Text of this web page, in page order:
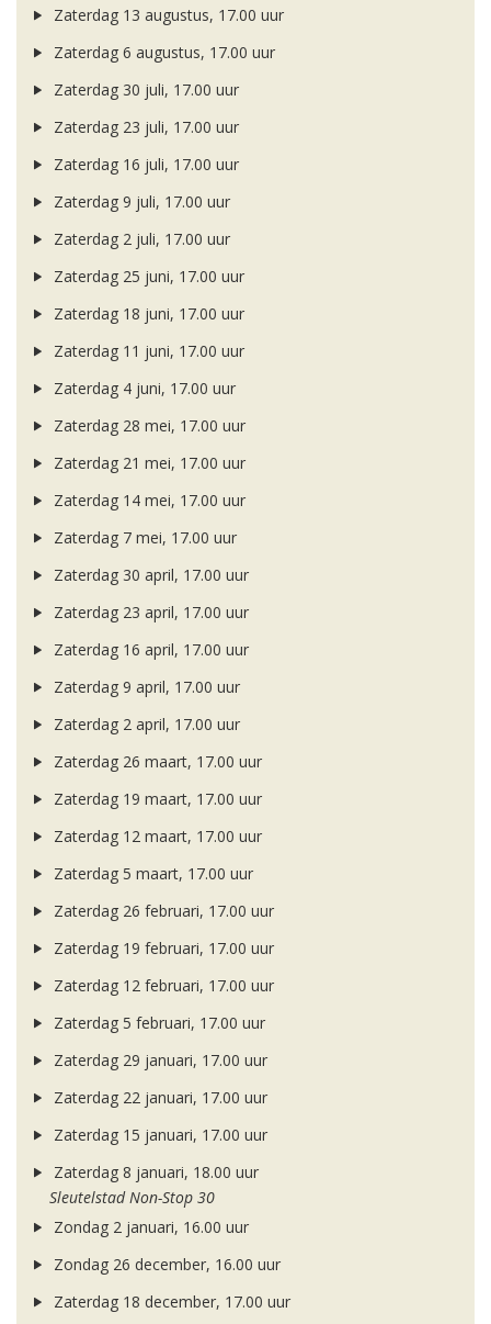
Zaterdag 13 augustus, 17.00 uur
Zaterdag 6 augustus, 17.00 uur
Zaterdag 30 juli, 17.00 uur
Zaterdag 23 juli, 17.00 uur
Zaterdag 16 juli, 17.00 uur
Zaterdag 9 juli, 17.00 uur
Zaterdag 2 juli, 17.00 uur
Zaterdag 25 juni, 17.00 uur
Zaterdag 18 juni, 17.00 uur
Zaterdag 11 juni, 17.00 uur
Zaterdag 4 juni, 17.00 uur
Zaterdag 28 mei, 17.00 uur
Zaterdag 21 mei, 17.00 uur
Zaterdag 14 mei, 17.00 uur
Zaterdag 7 mei, 17.00 uur
Zaterdag 30 april, 17.00 uur
Zaterdag 23 april, 17.00 uur
Zaterdag 16 april, 17.00 uur
Zaterdag 9 april, 17.00 uur
Zaterdag 2 april, 17.00 uur
Zaterdag 26 maart, 17.00 uur
Zaterdag 19 maart, 17.00 uur
Zaterdag 12 maart, 17.00 uur
Zaterdag 5 maart, 17.00 uur
Zaterdag 26 februari, 17.00 uur
Zaterdag 19 februari, 17.00 uur
Zaterdag 12 februari, 17.00 uur
Zaterdag 5 februari, 17.00 uur
Zaterdag 29 januari, 17.00 uur
Zaterdag 22 januari, 17.00 uur
Zaterdag 15 januari, 17.00 uur
Zaterdag 8 januari, 18.00 uur
Sleutelstad Non-Stop 30
Zondag 2 januari, 16.00 uur
Zondag 26 december, 16.00 uur
Zaterdag 18 december, 17.00 uur